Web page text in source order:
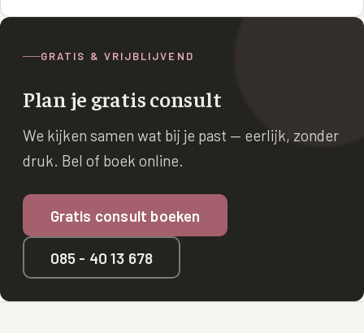
GRATIS & VRIJBLIJVEND
Plan je gratis consult
We kijken samen wat bij je past — eerlijk, zonder
druk. Bel of boek online.
Gratis consult boeken
085 - 40 13 678